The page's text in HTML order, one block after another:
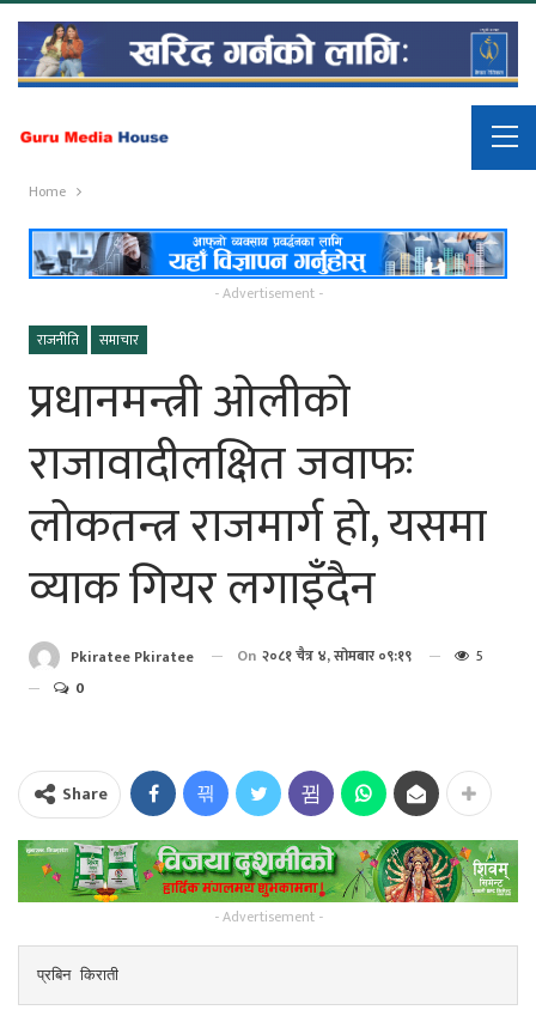
Home
- Advertisement -
राजनीति
समाचार
प्रधानमन्त्री ओलीको
राजावादीलक्षित जवाफः
लोकतन्त्र राजमार्ग हो, यसमा
व्याक गियर लगाइँदैन
Pkiratee Pkiratee On २०८१ चैत्र ४, सोमबार ०९:१९
5
0
Share
- Advertisement -
प्रबिन किराती